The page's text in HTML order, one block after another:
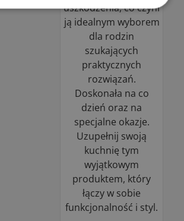
uszkodzenia, co czyni
ją idealnym wyborem
dla rodzin
szukających
praktycznych
rozwiązań.
Doskonała na co
dzień oraz na
specjalne okazje.
Uzupełnij swoją
kuchnię tym
wyjątkowym
produktem, który
łączy w sobie
funkcjonalność i styl.